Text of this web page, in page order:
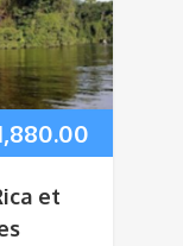
et